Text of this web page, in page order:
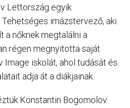
Lettország egyik
Tehetséges imázstervező, aki
nőknek megtalálni a
régen megnyitotta saját
Image iskolát, ahol tudását és
adja át a diákjainak.
Konstantin Bogomolov